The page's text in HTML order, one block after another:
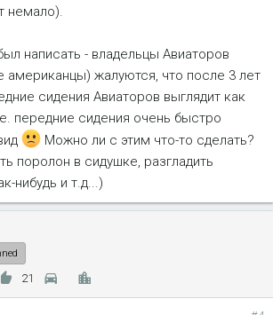
немало).
написать - владельцы Авиаторов
американцы) жалуются, что после 3 лет
сидения Авиаторов выглядит как
передние сидения очень быстро
Можно ли с этим что-то сделать?
поролон в сидушке, разгладить
нибудь и т.д...)
21